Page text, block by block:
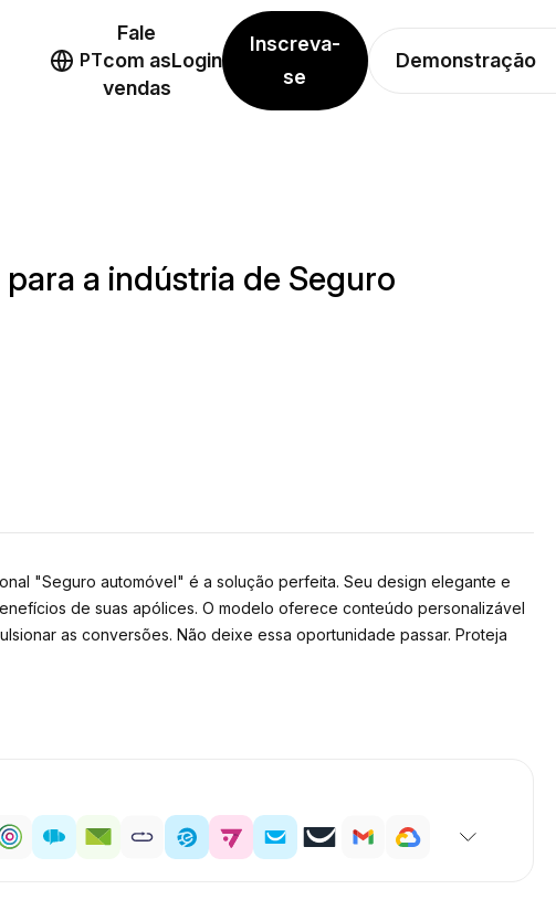
PT
Fale
com as
vendas
Login
Inscreva-
se
Demonstração
a indústria de Seguro
"Seguro automóvel" é a solução perfeita. Seu design elegante e
de suas apólices. O modelo oferece conteúdo personalizável
as conversões. Não deixe essa oportunidade passar. Proteja